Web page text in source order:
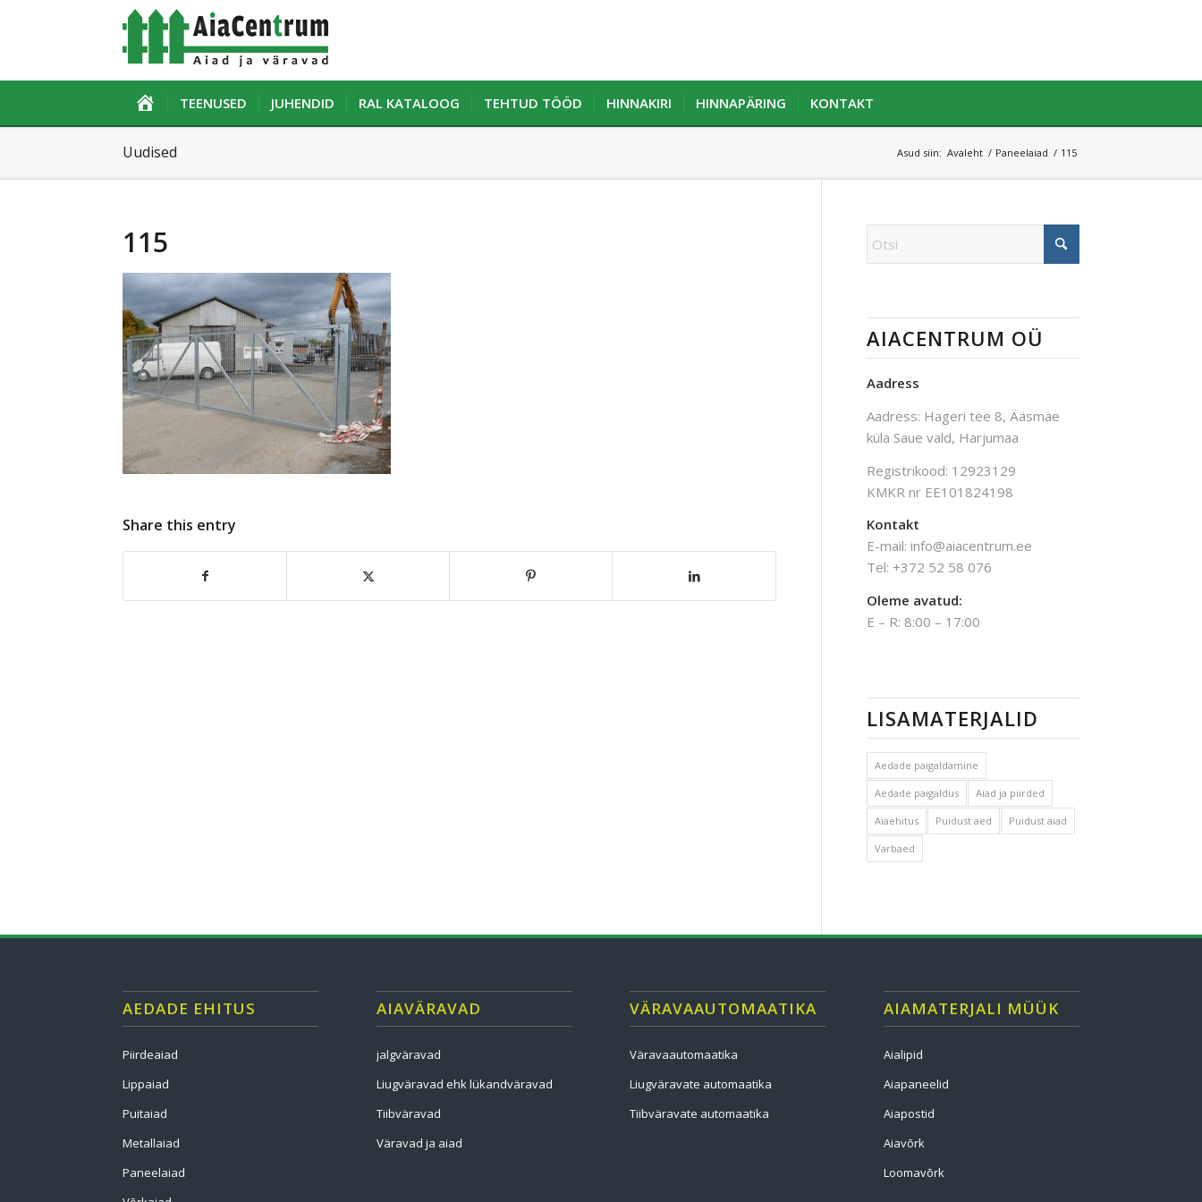
ESILEHT
TEENUSED JUHENDID RAL KATALOOG TEHTUD TÖÖD HINNAKIRI HINNAPÄRING KONTAKT
Uudised Asud siin: Avaleht / Paneelaiad / 115
115
Share this entry
AIACENTRUM OÜ
Aadress
Aadress: Hageri tee 8, Ääsmäe
küla Saue vald, Harjumaa
Registrikood: 12923129
KMKR nr EE101824198
Kontakt
E-mail: info@aiacentrum.ee
Tel: +372 52 58 076
Oleme avatud:
E – R: 8:00 – 17:00
LISAMATERJALID
Aedade paigaldamine
Aedade paigaldus Aiad ja piirded
Aiaehitus Puidust aed Puidust aiad
Varbaed
AEDADE EHITUS
Piirdeaiad
Lippaiad
Puitaiad
Metallaiad
Paneelaiad
AIAVÄRAVAD
jalgväravad
Liugväravad ehk lükandväravad
Tiibväravad
Väravad ja aiad
VÄRAVAAUTOMAATIKA
Väravaautomaatika
Liugväravate automaatika
Tiibväravate automaatika
AIAMATERJALI MÜÜK
Aialipid
Aiapaneelid
Aiapostid
Aiavõrk
Loomavõrk